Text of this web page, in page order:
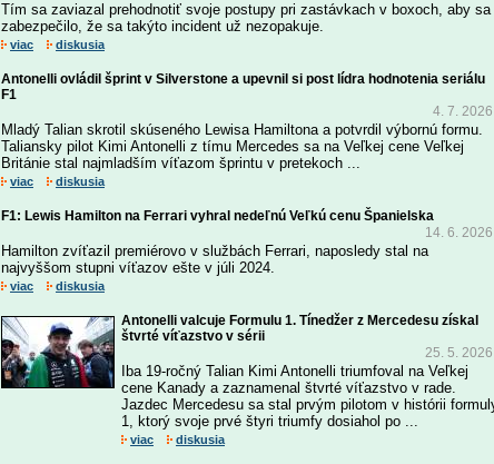
Tím sa zaviazal prehodnotiť svoje postupy pri zastávkach v boxoch, aby sa
zabezpečilo, že sa takýto incident už nezopakuje.
viac diskusia
Antonelli ovládil šprint v Silverstone a upevnil si post lídra hodnotenia seriálu
F1
4. 7. 2026
Mladý Talian skrotil skúseného Lewisa Hamiltona a potvrdil výbornú formu.
Taliansky pilot Kimi Antonelli z tímu Mercedes sa na Veľkej cene Veľkej
Británie stal najmladším víťazom šprintu v pretekoch ...
viac diskusia
F1: Lewis Hamilton na Ferrari vyhral nedeľnú Veľkú cenu Španielska
14. 6. 2026
Hamilton zvíťazil premiérovo v službách Ferrari, naposledy stal na
najvyššom stupni víťazov ešte v júli 2024.
viac diskusia
Antonelli valcuje Formulu 1. Tínedžer z Mercedesu získal
štvrté víťazstvo v sérii
25. 5. 2026
Iba 19-ročný Talian Kimi Antonelli triumfoval na Veľkej
cene Kanady a zaznamenal štvrté víťazstvo v rade.
Jazdec Mercedesu sa stal prvým pilotom v histórii
1, ktorý svoje prvé štyri triumfy dosiahol po ...
viac diskusia